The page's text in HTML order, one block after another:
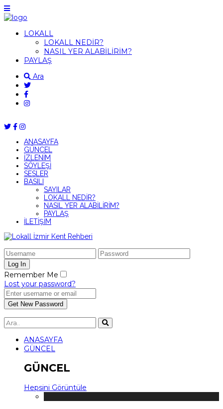
LOKALL
LOKALL NEDİR?
NASIL YER ALABİLİRİM?
PAYLAŞ
Ara
ANASAYFA
GÜNCEL
İZLENİM
SÖYLEŞİ
SESLER
BASILI
SAYILAR
LOKALL NEDİR?
NASIL YER ALABİLİRİM?
PAYLAŞ
İLETİŞİM
Remember Me
Lost your password?
ANASAYFA
GÜNCEL
GÜNCEL
Hepsini Görüntüle